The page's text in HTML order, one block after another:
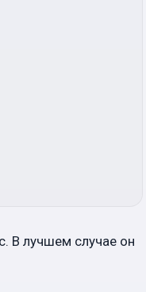
В лучшем случае он